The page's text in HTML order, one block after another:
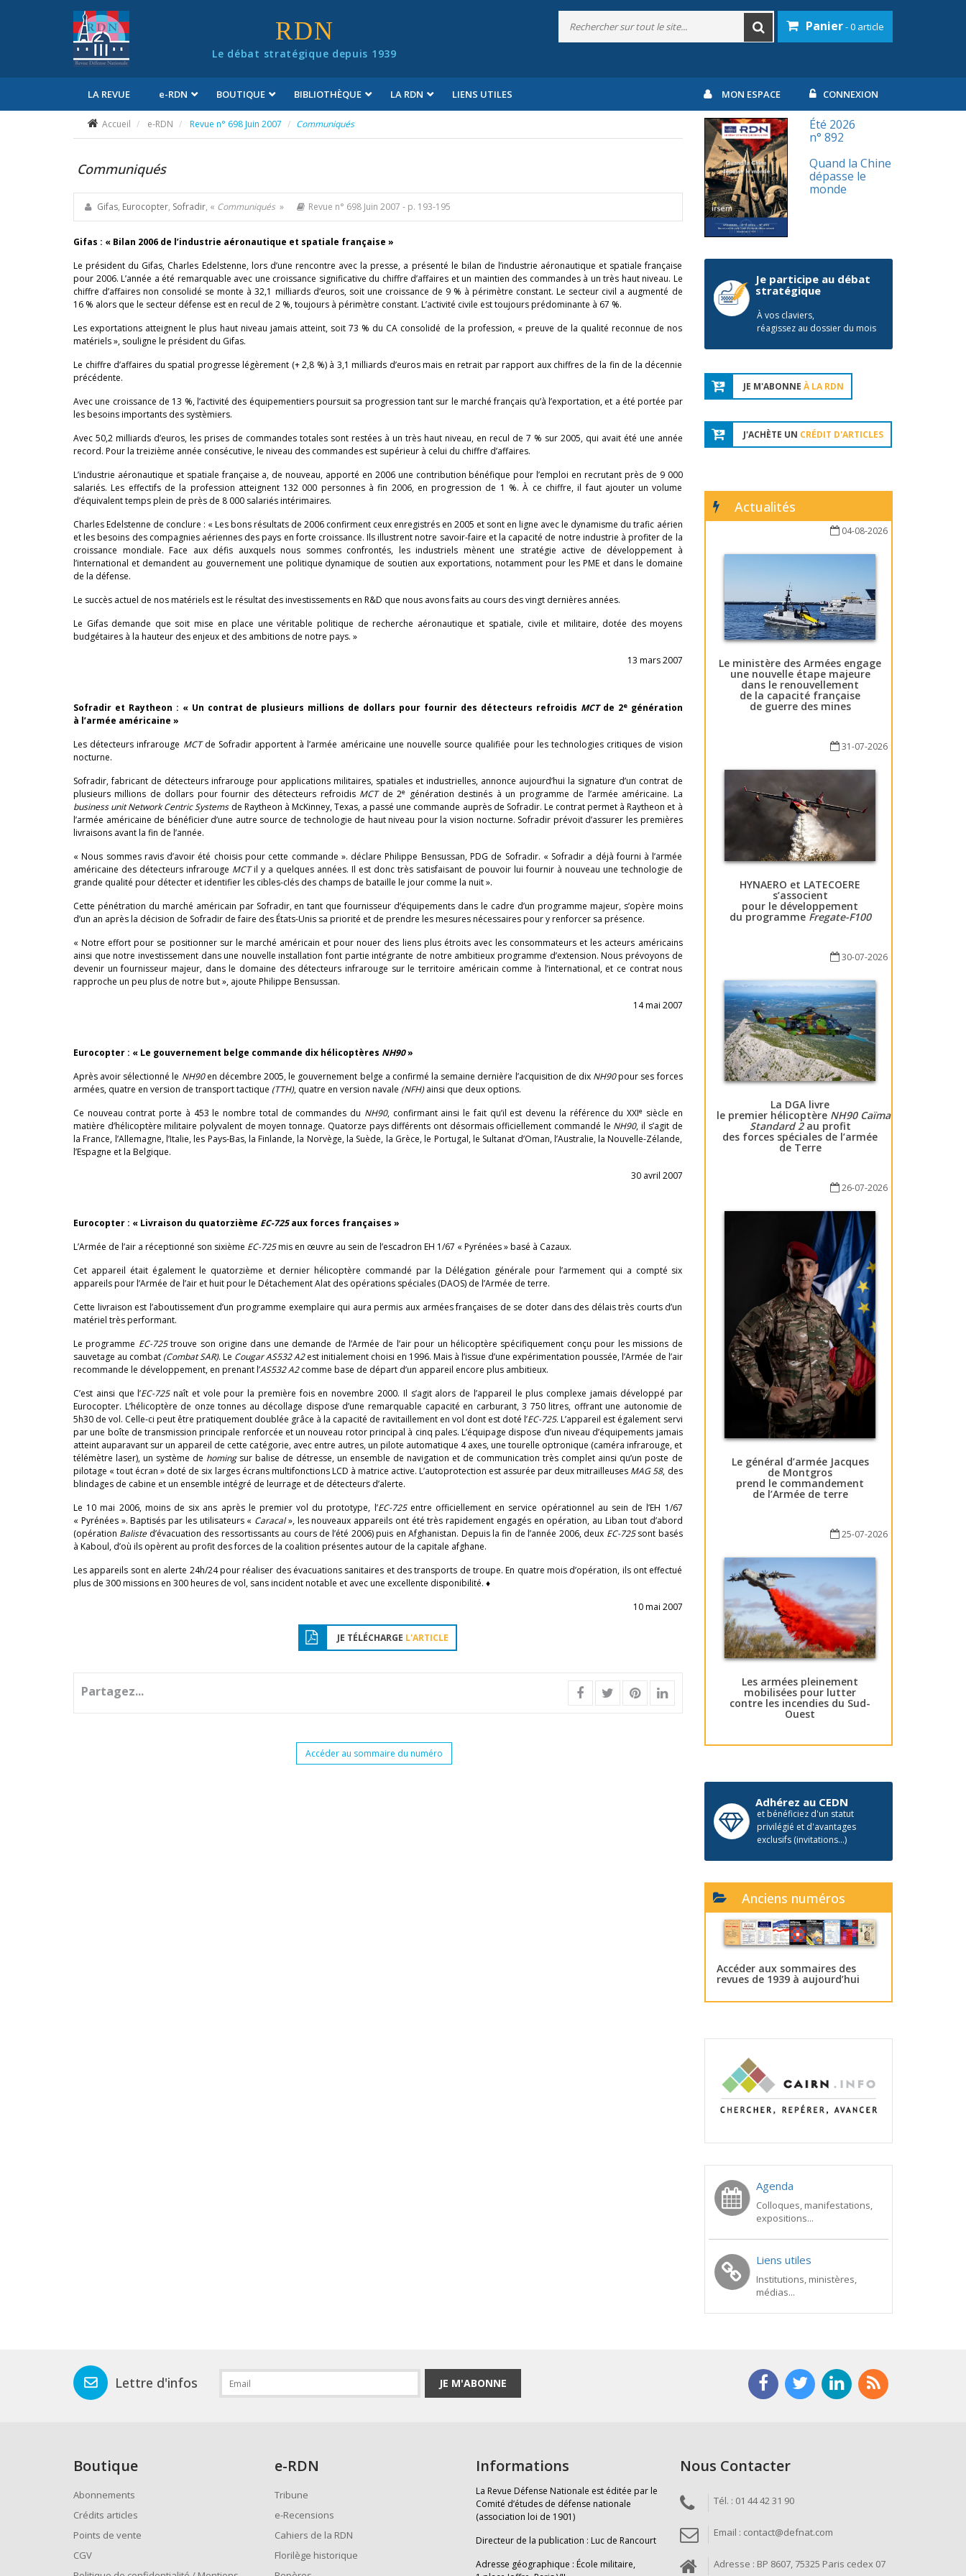
RDN
Le débat stratégique depuis 1939
Panier- 0 article
LA REVUE e-RDN BOUTIQUE BIBLIOTHÈQUE LA RDN LIENS UTILES MON ESPACE CONNEXION
Accueil e-RDN Revue n° 698 Juin 2007 Communiqués
Communiqués
Gifas, Eurocopter, Sofradir, « Communiqués » Revue n° 698 Juin 2007 - p. 193-195
Gifas : « Bilan 2006 de l’industrie aéronautique et spatiale française »
Le président du Gifas, Charles Edelstenne, lors d’une rencontre avec la presse, a présenté le bilan de l’industrie aéronautique et spatiale française
pour 2006. L’année a été remarquable avec une croissance significative du chiffre d’affaires et un maintien des commandes à un très haut niveau. Le
chiffre d’affaires non consolidé se monte à 32,1 milliards d’euros, soit une croissance de 9 % à périmètre constant. Le secteur civil a augmenté de
16 % alors que le secteur défense est en recul de 2 %, toujours à périmètre constant. L’activité civile est toujours prédominante à 67 %.
Les exportations atteignent le plus haut niveau jamais atteint, soit 73 % du CA consolidé de la profession, « preuve de la qualité reconnue de nos
matériels », souligne le président du Gifas.
Le chiffre d’affaires du spatial progresse légèrement (+ 2,8 %) à 3,1 milliards d’euros mais en retrait par rapport aux chiffres de la fin de la décennie
précédente.
Avec une croissance de 13 %, l’activité des équipementiers poursuit sa progression tant sur le marché français qu’à l’exportation, et a été portée par
les besoins importants des systèmiers.
Avec 50,2 milliards d’euros, les prises de commandes totales sont restées à un très haut niveau, en recul de 7 % sur 2005, qui avait été une année
record. Pour la treizième année consécutive, le niveau des commandes est supérieur à celui du chiffre d’affaires.
L’industrie aéronautique et spatiale française a, de nouveau, apporté en 2006 une contribution bénéfique pour l’emploi en recrutant près de 9 000
salariés. Les effectifs de la profession atteignent 132 000 personnes à fin 2006, en progression de 1 %. À ce chiffre, il faut ajouter un volume
d’équivalent temps plein de près de 8 000 salariés intérimaires.
Charles Edelstenne de conclure : « Les bons résultats de 2006 confirment ceux enregistrés en 2005 et sont en ligne avec le dynamisme du trafic aérien
et les besoins des compagnies aériennes des pays en forte croissance. Ils illustrent notre savoir-faire et la capacité de notre industrie à profiter de la
croissance mondiale. Face aux défis auxquels nous sommes confrontés, les industriels mènent une stratégie active de développement à
l’international et demandent au gouvernement une politique dynamique de soutien aux exportations, notamment pour les PME et dans le domaine
de la défense.
Le succès actuel de nos matériels est le résultat des investissements en R&D que nous avons faits au cours des vingt dernières années.
Le Gifas demande que soit mise en place une véritable politique de recherche aéronautique et spatiale, civile et militaire, dotée des moyens
budgétaires à la hauteur des enjeux et des ambitions de notre pays. »
13 mars 2007
Sofradir et Raytheon : « Un contrat de plusieurs millions de dollars pour fournir des détecteurs refroidis MCT de 2egénération
à l’armée américaine »
Les détecteurs infrarouge MCTde Sofradir apportent à l’armée américaine une nouvelle source qualifiée pour les technologies critiques de vision
nocturne.
Sofradir, fabricant de détecteurs infrarouge pour applications militaires, spatiales et industrielles, annonce aujourd’hui la signature d’un contrat de
plusieurs millions de dollars pour fournir des détecteurs refroidis MCT de 2e
génération destinés à un programme de l’armée américaine. La
business unit Network Centric Systems de Raytheon à McKinney, Texas, a passé une commande auprès de Sofradir. Le contrat permet à Raytheon et à
l’armée américaine de bénéficier d’une autre source de technologie de haut niveau pour la vision nocturne. Sofradir prévoit d’assurer les premières
livraisons avant la fin de l’année.
« Nous sommes ravis d’avoir été choisis pour cette commande ». déclare Philippe Bensussan, PDG de Sofradir. « Sofradir a déjà fourni à l’armée
américaine des détecteurs infrarouge MCTil y a quelques années. Il est donc très satisfaisant de pouvoir lui fournir à nouveau une technologie de
grande qualité pour détecter et identifier les cibles-clés des champs de bataille le jour comme la nuit ».
Cette pénétration du marché américain par Sofradir, en tant que fournisseur d’équipements dans le cadre d’un programme majeur, s’opère moins
d’un an après la décision de Sofradir de faire des États-Unis sa priorité et de prendre les mesures nécessaires pour y renforcer sa présence.
« Notre effort pour se positionner sur le marché américain et pour nouer des liens plus étroits avec les consommateurs et les acteurs américains
ainsi que notre investissement dans une nouvelle installation font partie intégrante de notre ambitieux programme d’extension. Nous prévoyons de
devenir un fournisseur majeur, dans le domaine des détecteurs infrarouge sur le territoire américain comme à l’international, et ce contrat nous
rapproche un peu plus de notre but », ajoute Philippe Bensussan.
14 mai 2007
Eurocopter : « Le gouvernement belge commande dix hélicoptères NH90»
Après avoir sélectionné le NH90en décembre 2005, le gouvernement belge a confirmé la semaine dernière l’acquisition de dix NH90pour ses forces
armées, quatre en version de transport tactique (TTH), quatre en version navale (NFH)ainsi que deux options.
Ce nouveau contrat porte à 453 le nombre total de commandes du NH90, confirmant ainsi le fait qu’il est devenu la référence du XXIe siècle en
matière d’hélicoptère militaire polyvalent de moyen tonnage. Quatorze pays différents ont désormais officiellement commandé le NH90, il s’agit de
la France, l’Allemagne, l’Italie, les Pays-Bas, la Finlande, la Norvège, la Suède, la Grèce, le Portugal, le Sultanat d’Oman, l’Australie, la Nouvelle-Zélande,
l’Espagne et la Belgique.
30 avril 2007
Eurocopter : « Livraison du quatorzième EC-725aux forces françaises »
L’Armée de l’air a réceptionné son sixième EC-725mis en œuvre au sein de l’escadron EH 1/67 « Pyrénées » basé à Cazaux.
Cet appareil était également le quatorzième et dernier hélicoptère commandé par la Délégation générale pour l’armement qui a compté six
appareils pour l’Armée de l’air et huit pour le Détachement Alat des opérations spéciales (DAOS) de l’Armée de terre.
Cette livraison est l’aboutissement d’un programme exemplaire qui aura permis aux armées françaises de se doter dans des délais très courts d’un
matériel très performant.
Le programme EC-725trouve son origine dans une demande de l’Armée de l’air pour un hélicoptère spécifiquement conçu pour les missions de
sauvetage au combat (Combat SAR). Le Cougar AS532 A2est initialement choisi en 1996. Mais à l’issue d’une expérimentation poussée, l’Armée de l’air
recommande le développement, en prenant l’AS532 A2comme base de départ d’un appareil encore plus ambitieux.
C’est ainsi que l’EC-725naît et vole pour la première fois en novembre 2000. Il s’agit alors de l’appareil le plus complexe jamais développé par
Eurocopter. L’hélicoptère de onze tonnes au décollage dispose d’une remarquable capacité en carburant, 3 750 litres, offrant une autonomie de
5h30 de vol. Celle-ci peut être pratiquement doublée grâce à la capacité de ravitaillement en vol dont est doté l’EC-725. L’appareil est également servi
par une boîte de transmission principale renforcée et un nouveau rotor principal à cinq pales. L’équipage dispose d’un niveau d’équipements jamais
atteint auparavant sur un appareil de cette catégorie, avec entre autres, un pilote automatique 4 axes, une tourelle optronique (caméra infrarouge, et
télémètre laser), un système de homing sur balise de détresse, un ensemble de navigation et de communication très complet ainsi qu’un poste de
pilotage « tout écran » doté de six larges écrans multifonctions LCD à matrice active. L’autoprotection est assurée par deux mitrailleuses MAG 58, des
blindages de cabine et un ensemble intégré de leurrage et de détecteurs d’alerte.
Le 10 mai 2006, moins de six ans après le premier vol du prototype, l’EC-725 entre officiellement en service opérationnel au sein de l’EH 1/67
« Pyrénées ». Baptisés par les utilisateurs « Caracal», les nouveaux appareils ont été très rapidement engagés en opération, au Liban tout d’abord
(opération Baliste d’évacuation des ressortissants au cours de l’été 2006) puis en Afghanistan. Depuis la fin de l’année 2006, deux EC-725sont basés
à Kaboul, d’où ils opèrent au profit des forces de la coalition présentes autour de la capitale afghane.
Les appareils sont en alerte 24h/24 pour réaliser des évacuations sanitaires et des transports de troupe. En quatre mois d’opération, ils ont effectué
plus de 300 missions en 300 heures de vol, sans incident notable et avec une excellente disponibilité. ♦
10 mai 2007
JE TÉLÉCHARGE L'ARTICLE
Partagez...
Accéder au sommaire du numéro
Été 2026
n° 892
Quand la Chine
dépasse le
monde
Je participe au débat
stratégique
À vos claviers,
réagissez au dossier du mois
JE M'ABONNE À LA RDN
J'ACHÈTE UN CRÉDIT D'ARTICLES
Actualités
04-08-2026
Le ministère des Armées engage
une nouvelle étape majeure
dans le renouvellement
de la capacité française
de guerre des mines
31-07-2026
HYNAERO et LATECOERE
s’associent
pour le développement
du programme Fregate-F100
30-07-2026
La DGA livre
le premier hélicoptère NH90 Caïman
Standard 2au profit
des forces spéciales de l’armée
de Terre
26-07-2026
Le général d’armée Jacques
de Montgros
prend le commandement
de l’Armée de terre
25-07-2026
Les armées pleinement
mobilisées pour lutter
contre les incendies du Sud-
Ouest
Adhérez au CEDN
et bénéficiez d'un statut
privilégié et d'avantages
exclusifs (invitations...)
Anciens numéros
Accéder aux sommaires des
revues de 1939 à aujourd’hui
Agenda
Colloques, manifestations,
expositions...
Liens utiles
Institutions, ministères,
médias...
Lettre d'infos JE M'ABONNE
Boutique
Abonnements
Crédits articles
Points de vente
CGV
e-RDN
Tribune
e-Recensions
Cahiers de la RDN
Florilège historique
Informations
La Revue Défense Nationale est éditée par le
Comité d’études de défense nationale
(association loi de 1901)
Directeur de la publication : Luc de Rancourt
Adresse géographique : École militaire,
Nous Contacter
Tél. : 01 44 42 31 90
Email : contact@defnat.com
Adresse : BP 8607, 75325 Paris cedex 07